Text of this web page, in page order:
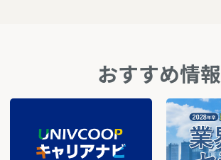
おすすめ情報